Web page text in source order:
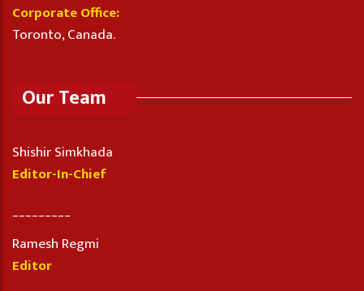
Corporate Office:
Toronto, Canada.
Our Team
Shishir Simkhada
Editor-In-Chief
Ramesh Regmi
Editor